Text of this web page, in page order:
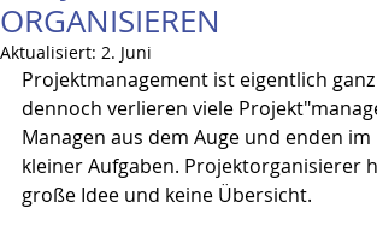
ORGANISIEREN
Aktualisiert: 2. Juni
Projektmanagement ist eigentlich
dennoch verlieren viele
Managen aus dem Auge und enden
kleiner Aufgaben. Projektorganisierer
große Idee und keine Übersicht.